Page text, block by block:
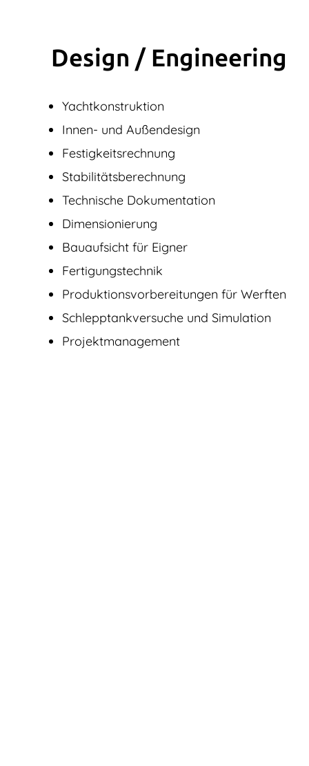
Design / Engine­ering
Yachtkonstruktion
Innen- und Außendesign
Festigkeitsrechnung
Stabilitätsberechnung
Technische Dokumentation
Dimensionierung
Bauaufsicht für Eigner
Fertigungstechnik
Produktions­vorbereitungen für Werften
Schlepptankversuche und Simulation
Projektmanagement